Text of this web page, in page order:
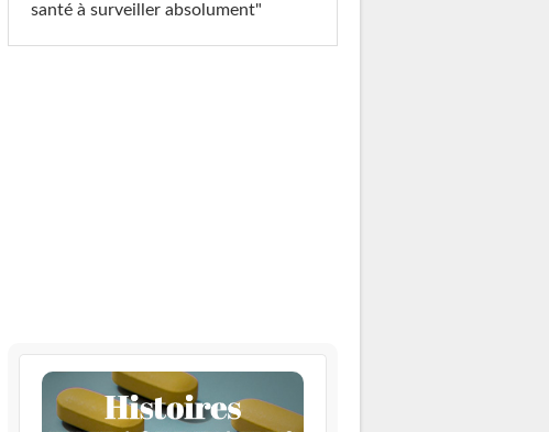
santé à surveiller absolument"